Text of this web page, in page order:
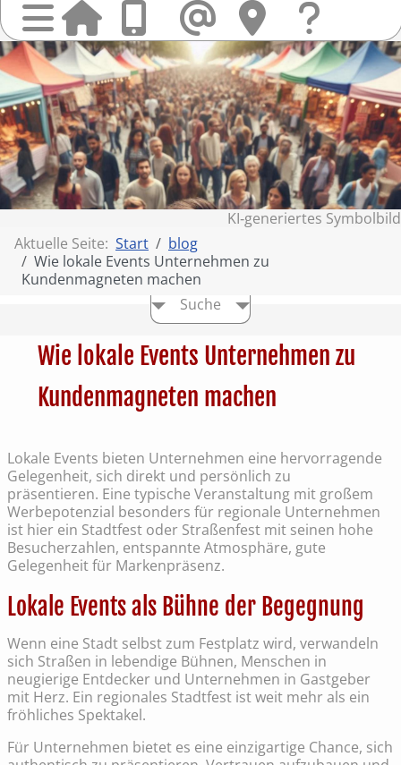
Anrufen
Mail
finden
Sie
uns
&
KI‑generiertes Symbolbild
Aktuelle Seite: Start
blog
Wie lokale Events Unternehmen zu
Kundenmagneten machen
Suche
Wie lokale Events Unternehmen zu
Kundenmagneten machen
Lokale Events bieten Unternehmen eine hervorragende
Gelegenheit, sich direkt und persönlich zu
präsentieren. Eine typische Veranstaltung mit großem
Werbepotenzial besonders für regionale Unternehmen
ist hier ein Stadtfest oder Straßenfest mit seinen hohe
Besucherzahlen, entspannte Atmosphäre, gute
Gelegenheit für Markenpräsenz.
Lokale Events als Bühne der Begegnung
Wenn eine Stadt selbst zum Festplatz wird, verwandeln
sich Straßen in lebendige Bühnen, Menschen in
neugierige Entdecker und Unternehmen in Gastgeber
mit Herz. Ein regionales Stadtfest ist weit mehr als ein
fröhliches Spektakel.
Für Unternehmen bietet es eine einzigartige Chance, sich